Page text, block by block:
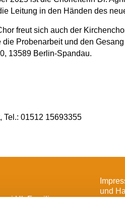
Leitung in den Händen des
freut sich auch der
die Probenarbeit und den
13589 Berlin-Spandau.
Tel.: 01512 15693355
Hl. Familie
und